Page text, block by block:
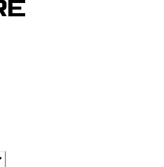
(Deutsch)